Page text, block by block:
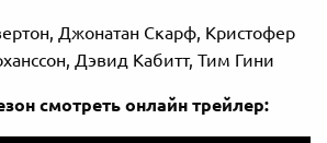
Джонатан Скарф, Кристофер
Дэвид Кабитт, Тим Гини
смотреть онлайн трейлер: